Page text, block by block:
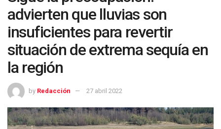
advierten que lluvias son
insuficientes para revertir
situación de extrema sequía en
la región
by Redacción 27 abril 2022